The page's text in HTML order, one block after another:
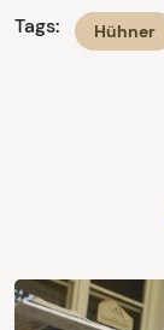
Tags: Hühner